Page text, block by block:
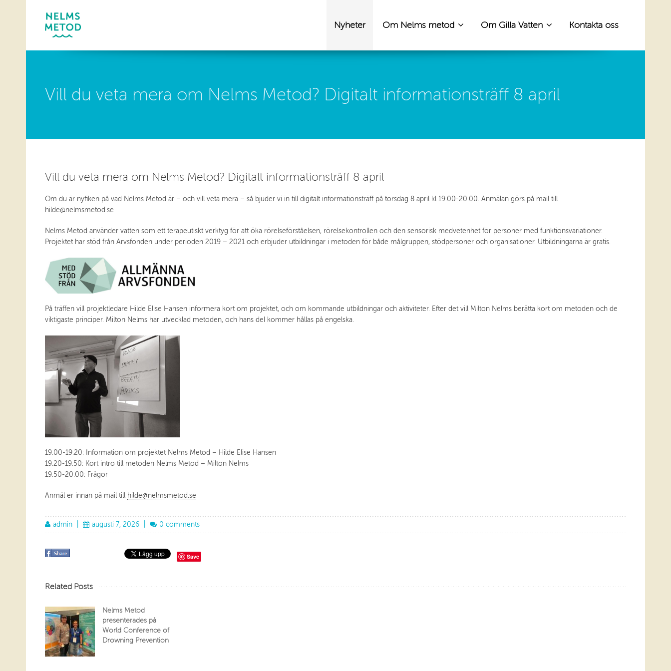
Nyheter Om Nelms metod Om Gilla Vatten Kontakta oss
Vill du veta mera om Nelms Metod? Digitalt informationsträff 8 april
Vill du veta mera om Nelms Metod? Digitalt informationsträff 8 april
Om du är nyfiken på vad Nelms Metod är – och vill veta mera – så bjuder vi in till digitalt informationsträff på torsdag 8 april kl 19.00-20.00. Anmälan görs på mail till
hilde@nelmsmetod.se
Nelms Metod använder vatten som ett terapeutiskt verktyg för att öka rörelseförståelsen, rörelsekontrollen och den sensorisk medvetenhet för personer med funktionsvariationer.
Projektet har stöd från Arvsfonden under perioden 2019 – 2021 och erbjuder utbildningar i metoden för både målgruppen, stödpersoner och organisationer. Utbildningarna är gratis.
På träffen vill projektledare Hilde Elise Hansen informera kort om projektet, och om kommande utbildningar och aktiviteter. Efter det vill Milton Nelms berätta kort om metoden och de
viktigaste principer. Milton Nelms har utvecklad metoden, och hans del kommer hållas på engelska.
19.00-19.20: Information om projektet Nelms Metod – Hilde Elise Hansen
19.20-19.50: Kort intro till metoden Nelms Metod – Milton Nelms
19.50-20.00: Frågor
Anmäl er innan på mail till hilde@nelmsmetod.se
admin augusti 7, 2026 0 comments
Save
Related Posts
Nelms Metod
presenterades på
World Conference of
Drowning Prevention